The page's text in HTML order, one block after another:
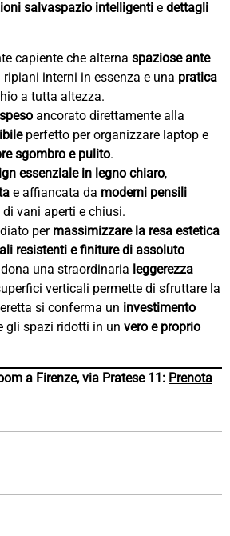
salvaspazio intelligenti e dettagli
capiente che alterna spaziose ante
interni in essenza e una pratica
a tutta altezza.
ancorato direttamente alla
perfetto per organizzare laptop e
sgombro e pulito.
essenziale in legno chiaro,
e affiancata da moderni pensili
vani aperti e chiusi.
per massimizzare la resa estetica
resistenti e finiture di assoluto
una straordinaria leggerezza
verticali permette di sfruttare la
si conferma un investimento
gli spazi ridotti in un vero e proprio
a Firenze, via Pratese 11: Prenota